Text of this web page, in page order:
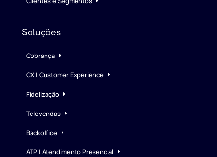
Soluções
Cobrança
CX | Customer Experience
Fidelização
Televendas
Backoffice
ATP | Atendimento Presencial